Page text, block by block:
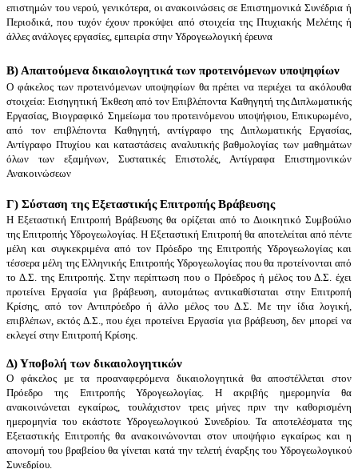
επιστημών του νερού, γενικότερα, oι ανακοινώσεις σε Επιστημονικά Συνέδρια ή
Περιοδικά, που τυχόν έχουν προκύψει από στοιχεία της Πτυχιακής Μελέτης ή
άλλες ανάλογες εργασίες, εμπειρία στην Υδρογεωλογική έρευνα
Β) Απαιτούμενα δικαιολογητικά των προτεινόμενων υποψηφίων
Ο φάκελος των προτεινόμενων υποψηφίων θα πρέπει να περιέχει τα ακόλουθα
στοιχεία: Εισηγητική Έκθεση από τον Επιβλέποντα Καθηγητή της Διπλωματικής
Εργασίας, Βιογραφικό Σημείωμα του προτεινόμενου υποψήφιου, Επικυρωμένο,
από τον επιβλέποντα Καθηγητή, αντίγραφο της Διπλωματικής Εργασίας,
Αντίγραφο Πτυχίου και καταστάσεις αναλυτικής βαθμολογίας των μαθημάτων
όλων των εξαμήνων, Συστατικές Επιστολές, Αντίγραφα Επιστημονικών
Ανακοινώσεων
Γ) Σύσταση της Εξεταστικής Επιτροπής Βράβευσης
Η Εξεταστική Επιτροπή Βράβευσης θα ορίζεται από το Διοικητικό Συμβούλιο
της Επιτροπής Υδρογεωλογίας. Η Εξεταστική Επιτροπή θα αποτελείται από πέντε
μέλη και συγκεκριμένα από τον Πρόεδρο της Επιτροπής Υδρογεωλογίας και
τέσσερα μέλη της Ελληνικής Επιτροπής Υδρογεωλογίας που θα προτείνονται από
το Δ.Σ. της Επιτροπής. Στην περίπτωση που ο Πρόεδρος ή μέλος του Δ.Σ. έχει
προτείνει Εργασία για βράβευση, αυτομάτως αντικαθίσταται στην Επιτροπή
Κρίσης, από τον Αντιπρόεδρο ή άλλο μέλος του Δ.Σ. Με την ίδια λογική,
επιβλέπων, εκτός Δ.Σ., που έχει προτείνει Εργασία για βράβευση, δεν μπορεί να
εκλεγεί στην Επιτροπή Κρίσης.
Δ) Υποβολή των δικαιολογητικών
Ο φάκελος με τα προαναφερόμενα δικαιολογητικά θα αποστέλλεται στον
Πρόεδρο της Επιτροπής Υδρογεωλογίας. Η ακριβής ημερομηνία θα
ανακοινώνεται εγκαίρως, τουλάχιστον τρεις μήνες πριν την καθορισμένη
ημερομηνία του εκάστοτε Υδρογεωλογικού Συνεδρίου. Τα αποτελέσματα της
Εξεταστικής Επιτροπής θα ανακοινώνονται στον υποψήφιο εγκαίρως και η
απονομή του βραβείου θα γίνεται κατά την τελετή έναρξης του Υδρογεωλογικού
Συνεδρίου.